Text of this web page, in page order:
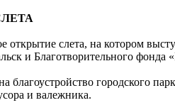
открытие слета, на котором
и Благотворительного фонда
городского
и валежника.